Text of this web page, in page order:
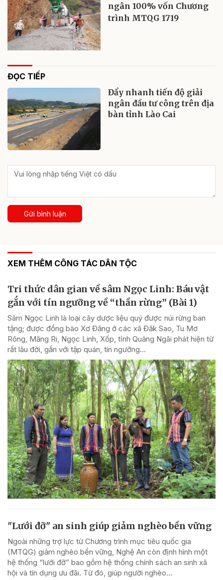
ngân 100% vốn Chương
trình MTQG 1719
ĐỌC TIẾP
Đẩy nhanh tiến độ giải
ngân đầu tư công trên địa
bàn tỉnh Lào Cai
Gửi bình luận
XEM THÊM CÔNG TÁC DÂN TỘC
Tri thức dân gian về sâm Ngọc Linh: Báu vật
gắn với tín ngưỡng về “thần rừng” (Bài 1)
Sâm Ngọc Linh là loại cây dược liệu quý được núi rừng ban
tặng; được đồng bào Xơ Đăng ở các xã Đăk Sao, Tu Mơ
Rông, Măng Ri, Ngọc Linh, Xốp, tỉnh Quảng Ngãi phát hiện từ
rất lâu đời, gắn với tập quán, tín ngưỡng...
"Lưới đỡ" an sinh giúp giảm nghèo bền vững
Ngoài những trợ lực từ Chương trình mục tiêu quốc gia
(MTQG) giảm nghèo bền vững, Nghệ An còn định hình một
hệ thống “lưới đỡ” bao gồm hệ thống chính sách an sinh xã
hội và tín dụng ưu đãi. Từ đó, giúp người nghèo...